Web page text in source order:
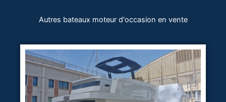
Autres bateaux moteur d'occasion en vente